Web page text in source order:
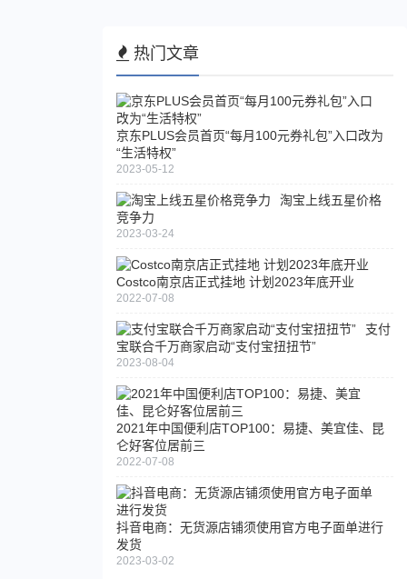
热门文章
京东PLUS会员首页“每月100元券礼包”入口改为
“生活特权”
2023-05-12
淘宝上线五星价格
竞争力
2023-03-24
Costco南京店正式挂地 计划2023年底开业
2022-07-08
支付
宝联合千万商家启动“支付宝扭扭节”
2023-08-04
2021年中国便利店TOP100：易捷、美宜佳、昆
仑好客位居前三
2022-07-08
抖音电商：无货源店铺须使用官方电子面单进行
发货
2023-03-02